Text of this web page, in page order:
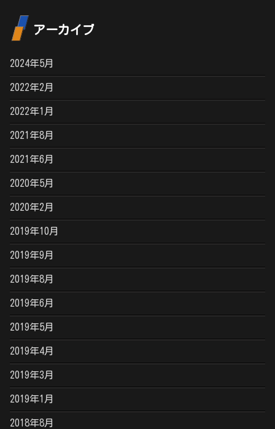
アーカイブ
2024年5月
2022年2月
2022年1月
2021年8月
2021年6月
2020年5月
2020年2月
2019年10月
2019年9月
2019年8月
2019年6月
2019年5月
2019年4月
2019年3月
2019年1月
2018年8月